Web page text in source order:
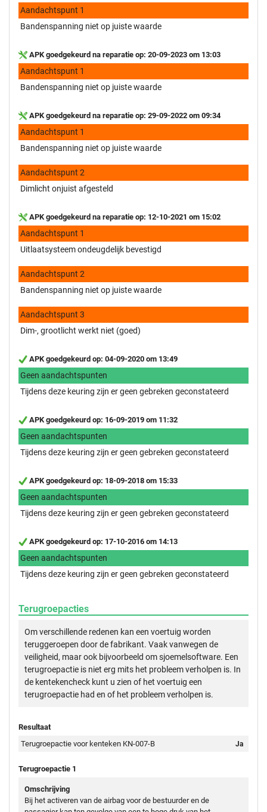
Aandachtspunt 1
Bandenspanning niet op juiste waarde
APK goedgekeurd na reparatie op: 20-09-2023 om 13:03
Aandachtspunt 1
Bandenspanning niet op juiste waarde
APK goedgekeurd na reparatie op: 29-09-2022 om 09:34
Aandachtspunt 1
Bandenspanning niet op juiste waarde
Aandachtspunt 2
Dimlicht onjuist afgesteld
APK goedgekeurd na reparatie op: 12-10-2021 om 15:02
Aandachtspunt 1
Uitlaatsysteem ondeugdelijk bevestigd
Aandachtspunt 2
Bandenspanning niet op juiste waarde
Aandachtspunt 3
Dim-, grootlicht werkt niet (goed)
APK goedgekeurd op: 04-09-2020 om 13:49
Geen aandachtspunten
Tijdens deze keuring zijn er geen gebreken geconstateerd
APK goedgekeurd op: 16-09-2019 om 11:32
Geen aandachtspunten
Tijdens deze keuring zijn er geen gebreken geconstateerd
APK goedgekeurd op: 18-09-2018 om 15:33
Geen aandachtspunten
Tijdens deze keuring zijn er geen gebreken geconstateerd
APK goedgekeurd op: 17-10-2016 om 14:13
Geen aandachtspunten
Tijdens deze keuring zijn er geen gebreken geconstateerd
Terugroepacties
Om verschillende redenen kan een voertuig worden
teruggeroepen door de fabrikant. Vaak vanwegen de
veiligheid, maar ook bijvoorbeeld om sjoemelsoftware. Een
terugroepactie is niet erg mits het probleem verholpen is. In
de kentekencheck kunt u zien of het voertuig een
terugroepactie had en of het probleem verholpen is.
Resultaat
Terugroepactie voor kenteken KN-007-B
Ja
Terugroepactie 1
Omschrijving
Bij het activeren van de airbag voor de bestuurder en de